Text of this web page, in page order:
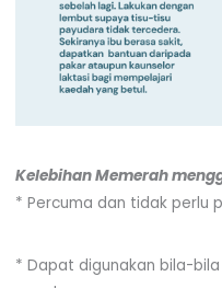
Kelebihan Memerah
* Percuma dan tidak perlu
* Dapat digunakan bila-